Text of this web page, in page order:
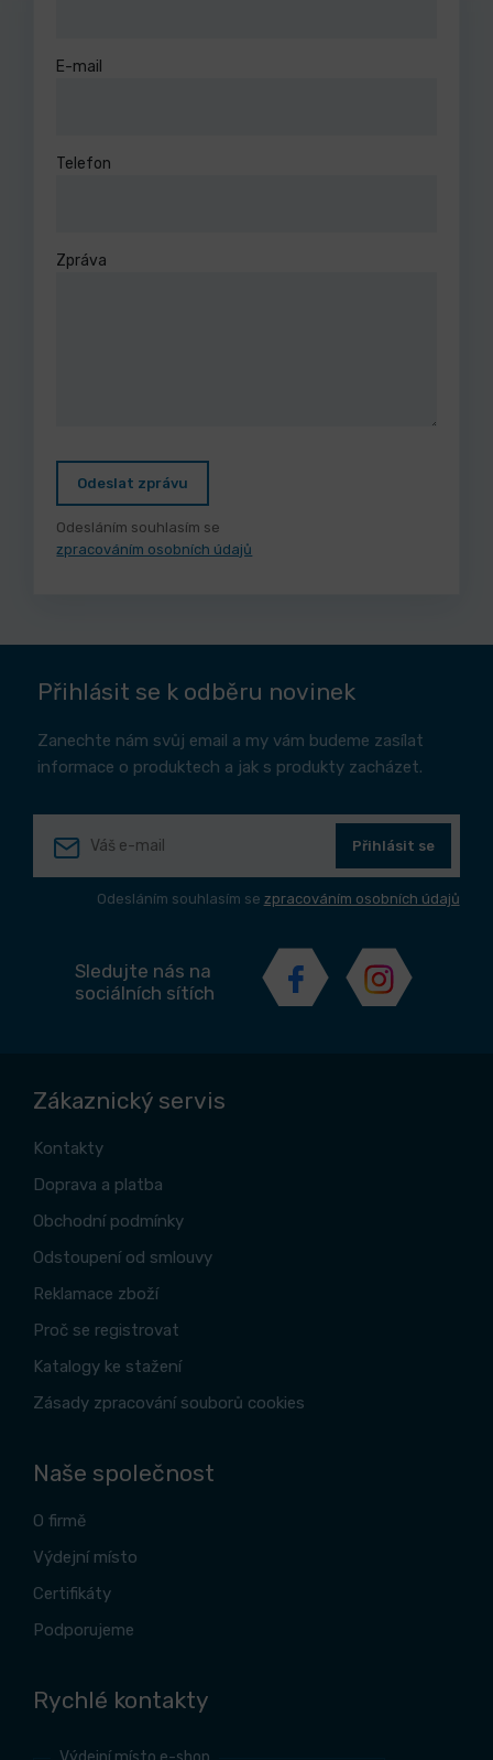
E-mail
Telefon
Zpráva
Odeslat zprávu
Odesláním souhlasím se
zpracováním osobních údajů
Přihlásit se k odběru novinek
Zanechte nám svůj email a my vám budeme zasílat
informace o produktech a jak s produkty zacházet.
Přihlásit se
Odesláním souhlasím se zpracováním osobních údajů
Sledujte nás na
sociálních sítích
Zákaznický servis
Kontakty
Doprava a platba
Obchodní podmínky
Odstoupení od smlouvy
Reklamace zboží
Proč se registrovat
Katalogy ke stažení
Zásady zpracování souborů cookies
Naše společnost
O firmě
Výdejní místo
Certifikáty
Podporujeme
Rychlé kontakty